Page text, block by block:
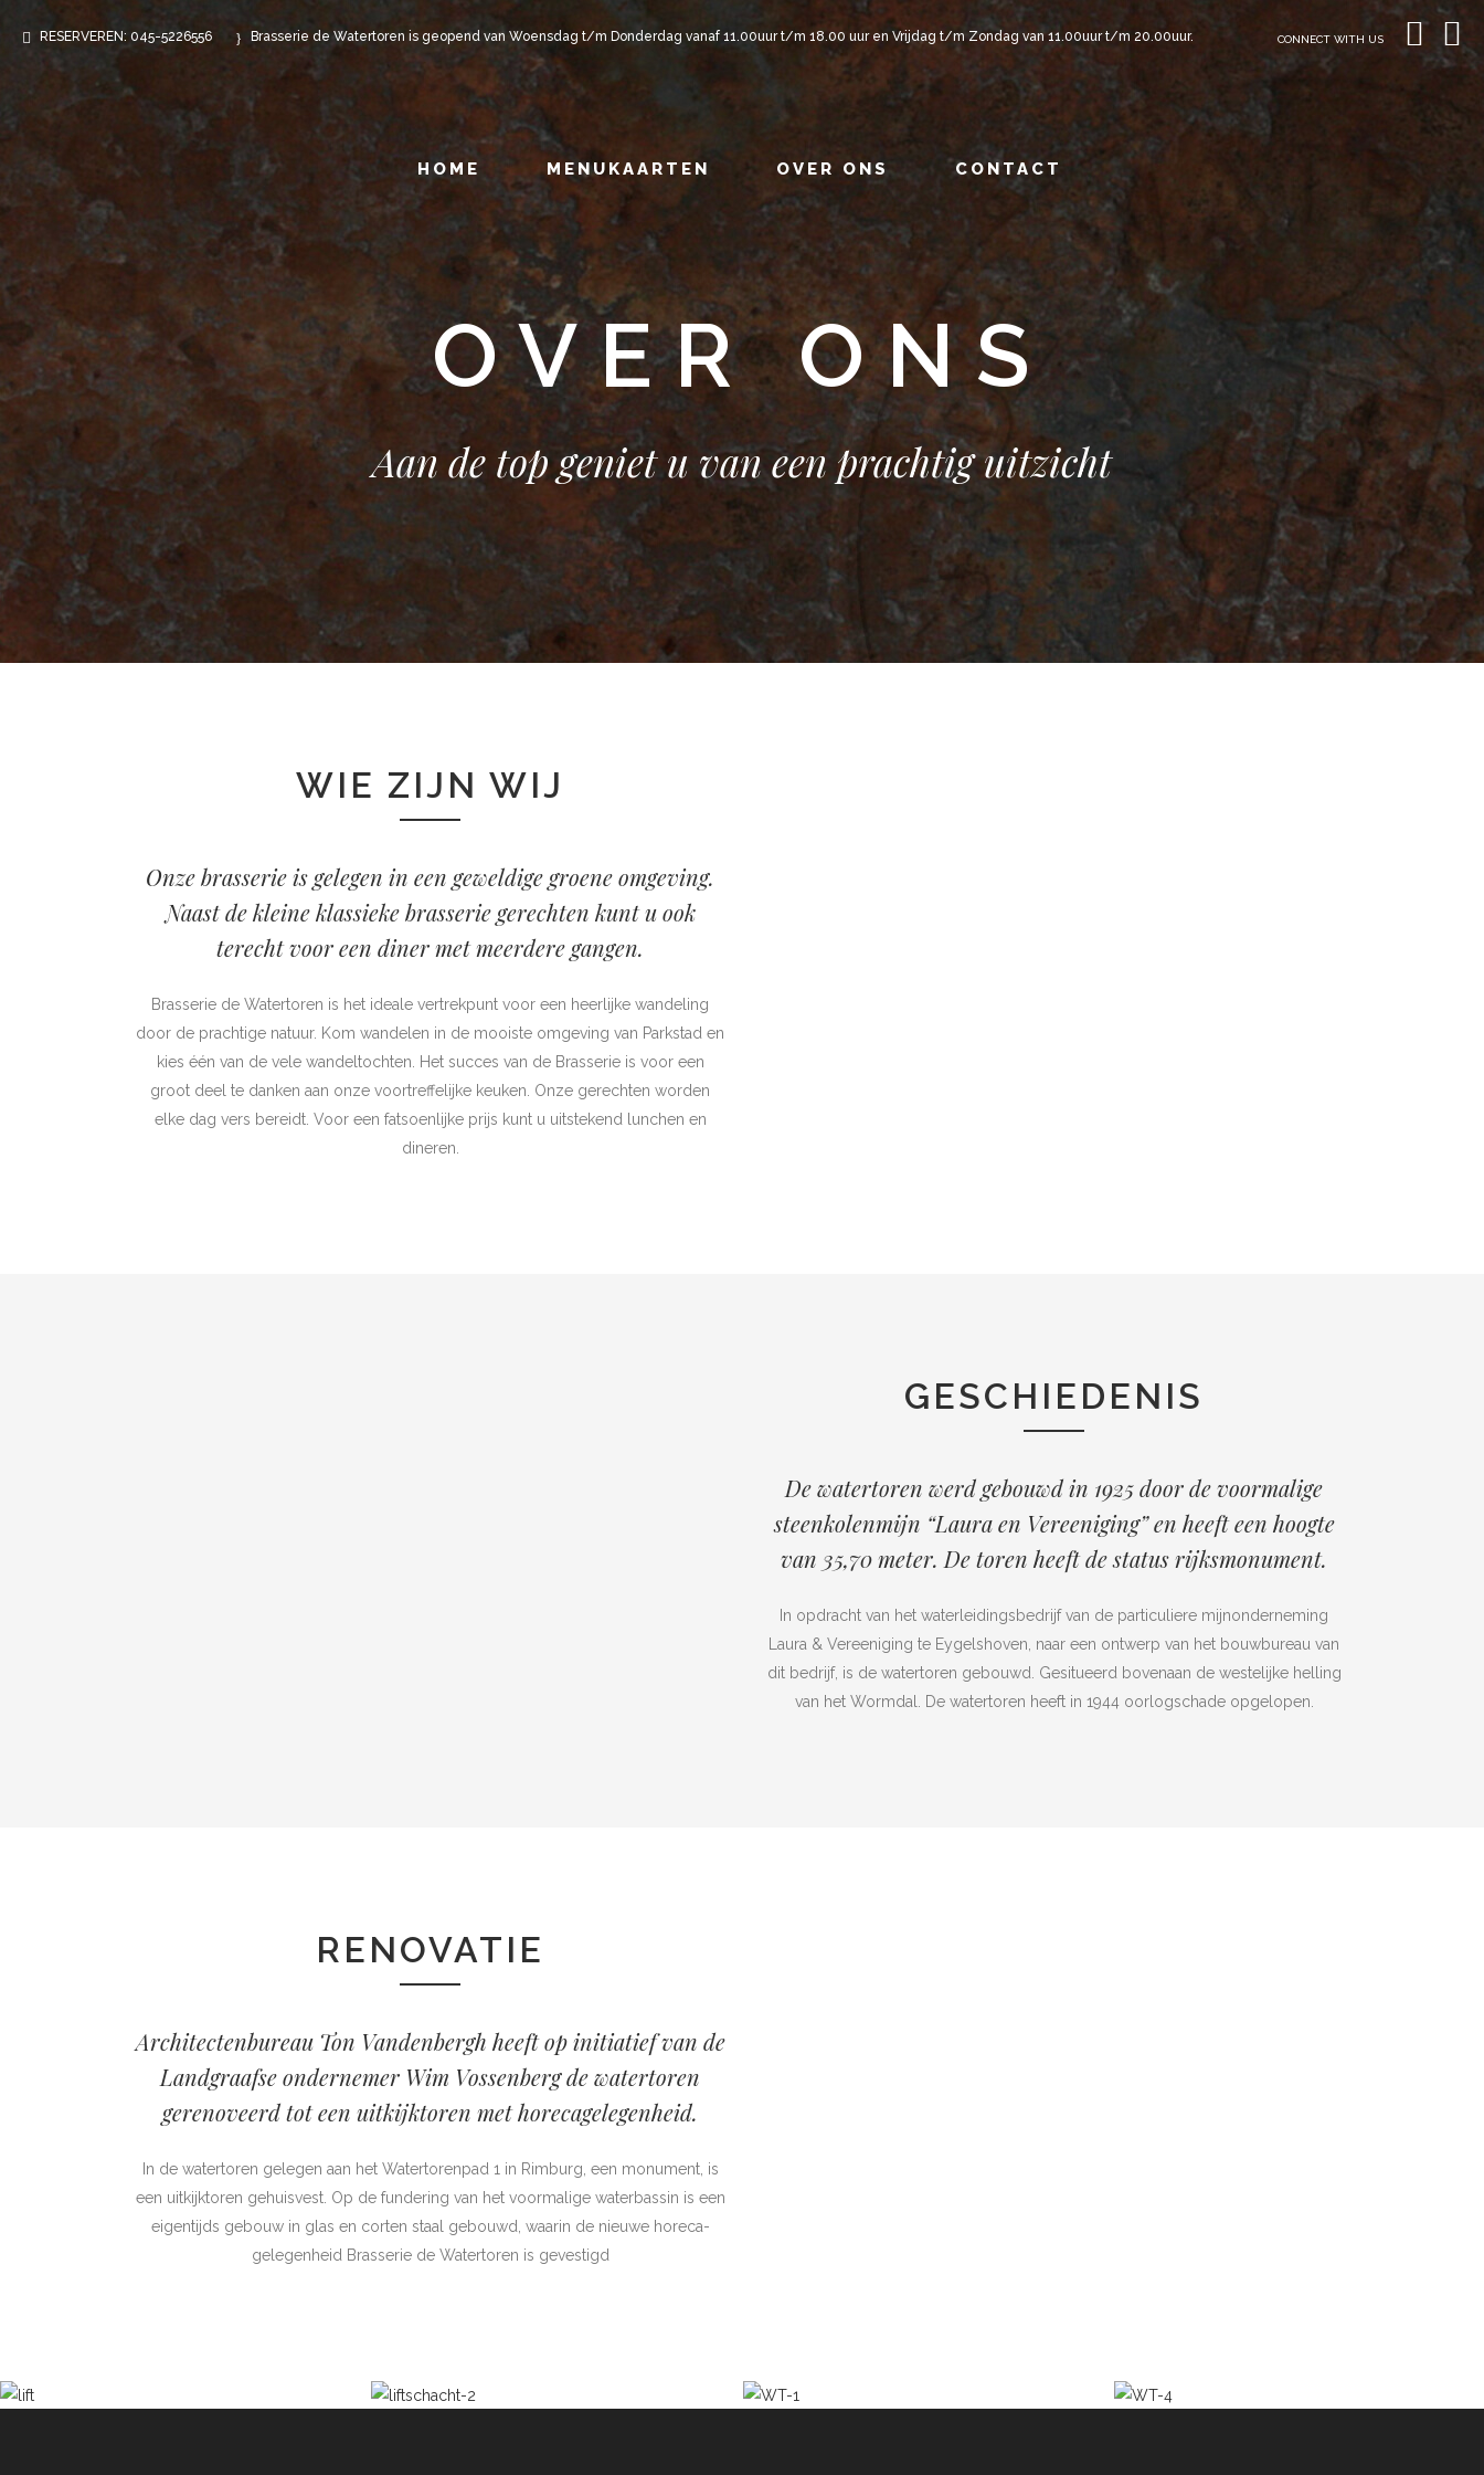
RESERVEREN: 045-5226556 Brasserie de Watertoren is geopend van Woensdag t/m Donderdag vanaf 11.00uur t/m 18.00 uur en Vrijdag t/m Zondag van 11.00uur t/m 20.00uur. CONNECT WITH US
HOME MENUKAARTEN OVER ONS CONTACT
OVER ONS
Aan de top geniet u van een prachtig uitzicht
WIE ZIJN WIJ
Onze brasserie is gelegen in een geweldige groene omgeving.
Naast de kleine klassieke brasserie gerechten kunt u ook
terecht voor een diner met meerdere gangen.
Brasserie de Watertoren is het ideale vertrekpunt voor een heerlijke wandeling
door de prachtige natuur. Kom wandelen in de mooiste omgeving van Parkstad en
kies één van de vele wandeltochten. Het succes van de Brasserie is voor een
groot deel te danken aan onze voortreffelijke keuken. Onze gerechten worden
elke dag vers bereidt. Voor een fatsoenlijke prijs kunt u uitstekend lunchen en
dineren.
GESCHIEDENIS
De watertoren werd gebouwd in 1925 door de voormalige
steenkolenmijn “Laura en Vereeniging” en heeft een hoogte
van 35,70 meter. De toren heeft de status rijksmonument.
In opdracht van het waterleidingsbedrijf van de particuliere mijnonderneming
Laura & Vereeniging te Eygelshoven, naar een ontwerp van het bouwbureau van
dit bedrijf, is de watertoren gebouwd. Gesitueerd bovenaan de westelijke helling
van het Wormdal. De watertoren heeft in 1944 oorlogschade opgelopen.
RENOVATIE
Architectenbureau Ton Vandenbergh heeft op initiatief van de
Landgraafse ondernemer Wim Vossenberg de watertoren
gerenoveerd tot een uitkijktoren met horecagelegenheid.
In de watertoren gelegen aan het Watertorenpad 1 in Rimburg, een monument, is
een uitkijktoren gehuisvest. Op de fundering van het voormalige waterbassin is een
eigentijds gebouw in glas en corten staal gebouwd, waarin de nieuwe horeca-
gelegenheid Brasserie de Watertoren is gevestigd